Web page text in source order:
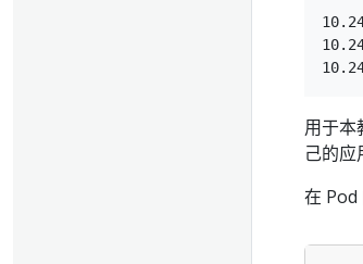
用于本
己的应
在 Pod